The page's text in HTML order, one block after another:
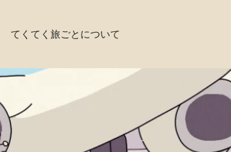
てくてく旅ごとについて